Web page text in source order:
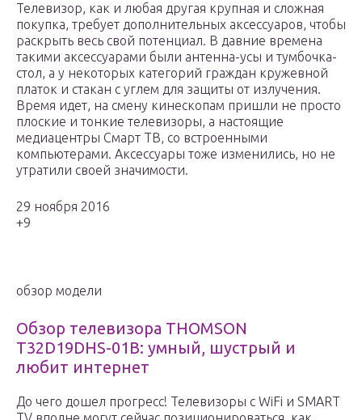
Телевизор, как и любая другая крупная и сложная
покупка, требует дополнительных аксессуаров, чтобы
раскрыть весь свой потенциал. В давние времена
такими аксессуарами были антенна-усы и тумбочка-
стол, а у некоторых категорий граждан кружевной
платок и стакан с углем для защиты от излучения.
Время идет, на смену кинескопам пришли не просто
плоские и тонкие телевизоры, а настоящие
медиацентры Смарт ТВ, со встроенными
компьютерами. Аксессуары тоже изменились, но не
утратили своей значимости.
29 ноября 2016
+9
обзор модели
Обзор телевизора THOMSON
T32D19DHS-01B: умный, шустрый и
любит интернет
До чего дошел прогресс! Телевизоры с WiFi и SMART